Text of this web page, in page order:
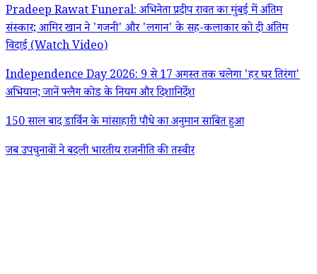
Pradeep Rawat Funeral: अभिनेता प्रदीप रावत का मुंबई में अंतिम
संस्कार; आमिर खान ने 'गजनी' और 'लगान' के सह-कलाकार को दी अंतिम
विदाई (Watch Video)
Independence Day 2026: 9 से 17 अगस्त तक चलेगा 'हर घर तिरंगा'
अभियान; जानें फ्लैग कोड के नियम और दिशानिर्देश
150 साल बाद डार्विन के मांसाहारी पौधे का अनुमान साबित हुआ
जब उपचुनावों ने बदली भारतीय राजनीति की तस्वीर